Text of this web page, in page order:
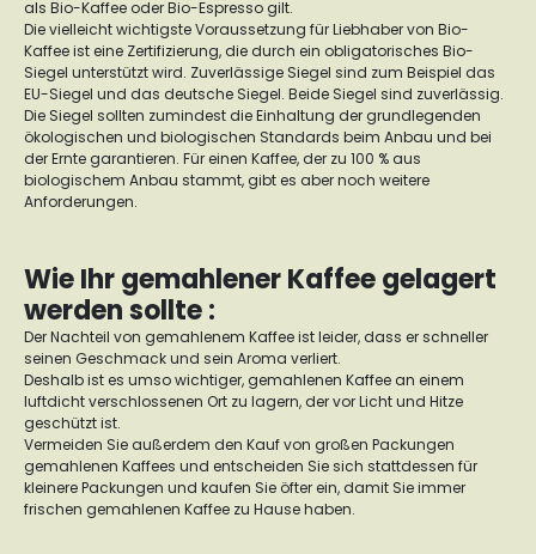
als Bio-Kaffee oder Bio-Espresso gilt.
Die vielleicht wichtigste Voraussetzung für Liebhaber von Bio-
Kaffee ist eine Zertifizierung, die durch ein obligatorisches Bio-
Siegel unterstützt wird. Zuverlässige Siegel sind zum Beispiel das
EU-Siegel und das deutsche Siegel. Beide Siegel sind zuverlässig.
Die Siegel sollten zumindest die Einhaltung der grundlegenden
ökologischen und biologischen Standards beim Anbau und bei
der Ernte garantieren. Für einen Kaffee, der zu 100 % aus
biologischem Anbau stammt, gibt es aber noch weitere
Anforderungen.
Wie Ihr gemahlener Kaffee gelagert
werden sollte :
Der Nachteil von gemahlenem Kaffee ist leider, dass er schneller
seinen Geschmack und sein Aroma verliert.
Deshalb ist es umso wichtiger, gemahlenen Kaffee an einem
luftdicht verschlossenen Ort zu lagern, der vor Licht und Hitze
geschützt ist.
Vermeiden Sie außerdem den Kauf von großen Packungen
gemahlenen Kaffees und entscheiden Sie sich stattdessen für
kleinere Packungen und kaufen Sie öfter ein, damit Sie immer
frischen gemahlenen Kaffee zu Hause haben.